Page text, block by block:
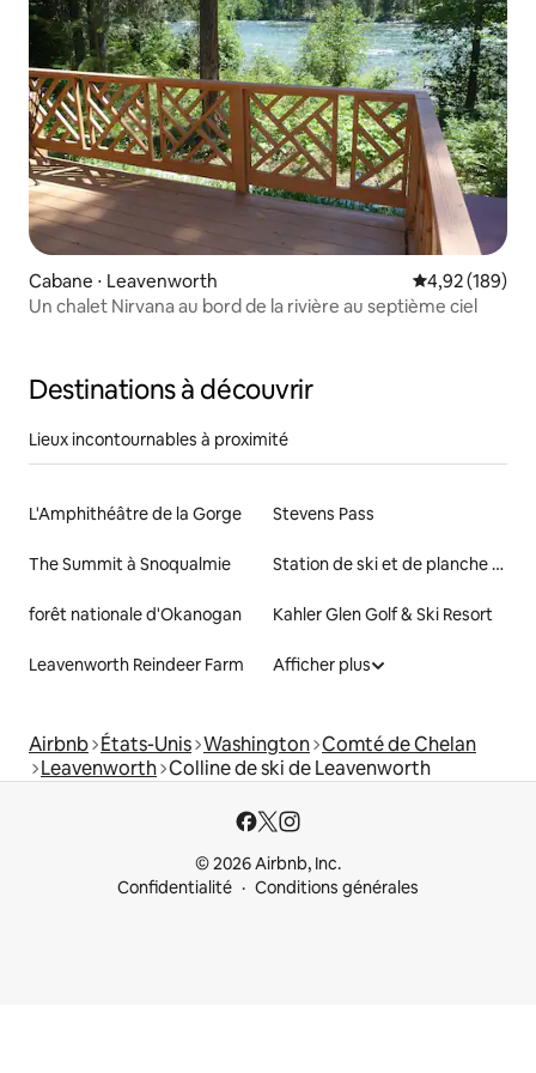
Cabane ⋅ Leavenworth Évaluation
4,92 (189)
Un chalet Nirvana au bord de la rivière au septième ciel
Destinations à découvrir
Lieux incontournables à proximité
L'Amphithéâtre de la Gorge Stevens Pass
The Summit à Snoqualmie Station de ski et de planche Mission Ridge
forêt nationale d'Okanogan Kahler Glen Golf & Ski Resort
Leavenworth Reindeer Farm Afficher plus
Airbnb États-Unis Washington Comté de Chelan
Leavenworth Colline de ski de Leavenworth
© 2026 Airbnb, Inc.
Confidentialité
Conditions générales